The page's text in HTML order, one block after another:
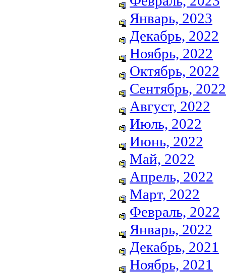
Январь, 2023
Декабрь, 2022
Ноябрь, 2022
Октябрь, 2022
Сентябрь, 2022
Август, 2022
Июль, 2022
Июнь, 2022
Май, 2022
Апрель, 2022
Март, 2022
Февраль, 2022
Январь, 2022
Декабрь, 2021
Ноябрь, 2021